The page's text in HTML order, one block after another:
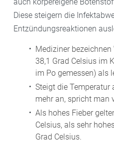
Diese steigern die
Entzündungsreaktionen
Mediziner
38,1 Grad Celsius im
im Po gemessen) als
Steigt die Temperatur
mehr an, spricht man
Als hohes Fieber
Celsius, als sehr
Grad Celsius.